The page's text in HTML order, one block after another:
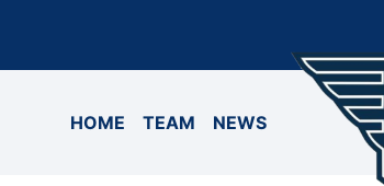
HOME TEAM NEWS